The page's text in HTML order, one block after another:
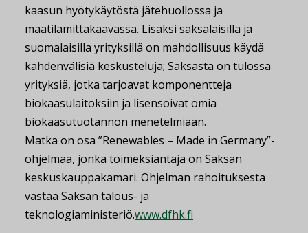
kaasun hyötykäytöstä jätehuollossa ja
maatilamittakaavassa. Lisäksi saksalaisilla ja
suomalaisilla yrityksillä on mahdollisuus käydä
kahdenvälisiä keskusteluja; Saksasta on tulossa
yrityksiä, jotka tarjoavat komponentteja
biokaasulaitoksiin ja lisensoivat omia
biokaasutuotannon menetelmiään.
Matka on osa ”Renewables – Made in Germany”-
ohjelmaa, jonka toimeksiantaja on Saksan
keskuskauppakamari. Ohjelman rahoituksesta
vastaa Saksan talous- ja
teknologiaministeriö.www.dfhk.fi